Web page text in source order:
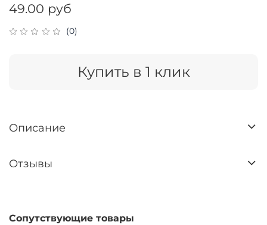
(0)
49.00 руб
Купить в 1 клик
Описание
Отзывы
Сопутствующие товары